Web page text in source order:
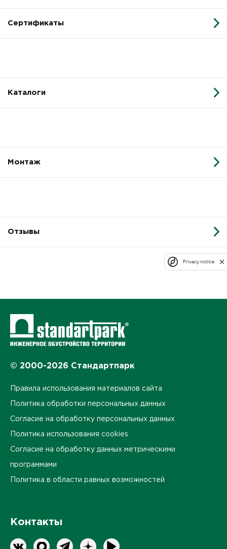
Сертификаты
Каталоги
Монтаж
Отзывы
© 2000-2026 Стандартпарк
Правила использования материалов сайта
Политика обработки персональных данных
Согласие на обработку персональных данных
Политика использования cookies
Согласие на обработку данных метрическими
программами
Политика в области равных возможностей
Контакты
Privacy notice